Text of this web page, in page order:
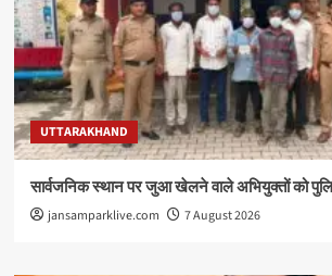
UTTARAKHAND
सार्वजनिक स्थान पर जुआ खेलने वाले अभियुक्तों को
jansamparklive.com 7 August 2026